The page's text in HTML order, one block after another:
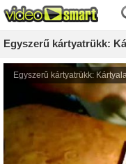
Egyszerű kártyatrükk: